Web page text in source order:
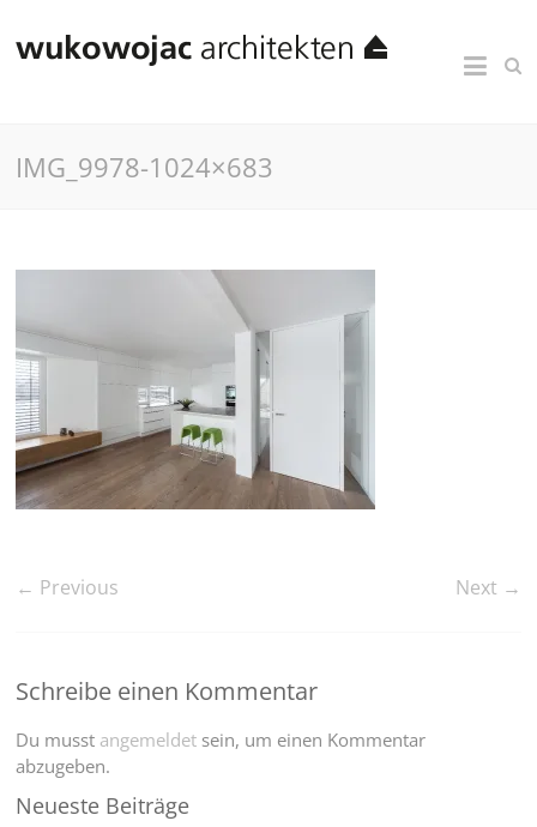
IMG_9978-1024×683
← Previous Next →
Schreibe einen Kommentar
Du musst angemeldet sein, um einen Kommentar
abzugeben.
Neueste Beiträge